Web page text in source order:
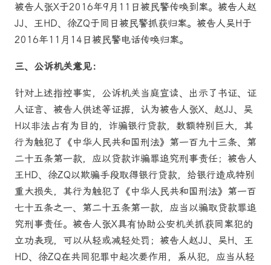
被告人张X于2016年9月11日被民警传唤到案。被告人赵
JJ、王HD、徐ZQ于同日被民警抓获归案。被告人吴H于
2016年11月14日被民警电话传唤归案。
三、公诉机关意见：
针对上述指控事实，公诉机关当庭宣读、出示了书证、证
人证言、被告人供述等证据，认为被告人张X、赵JJ、吴
H以非法占有为目的，诈骗银行贷款，数额特别巨大，其
行为触犯了《中华人民共和国刑法》第一百九十三条、第
二十五条第一款，应以贷款诈骗罪追究刑事责任；被告人
王HD、徐ZQ以欺骗手段取得银行贷款，给银行造成特别
重大损失，其行为触犯了《中华人民共和国刑法》第一百
七十五条之一、第二十五条第一款，应当以骗取贷款罪追
究刑事责任。被告人张X具有协助公安机关抓获同案犯的
立功表现，可以从轻或减轻处罚；被告人赵JJ、吴H、王
HD、徐ZQ在共同犯罪中起次要作用，系从犯，应当从轻